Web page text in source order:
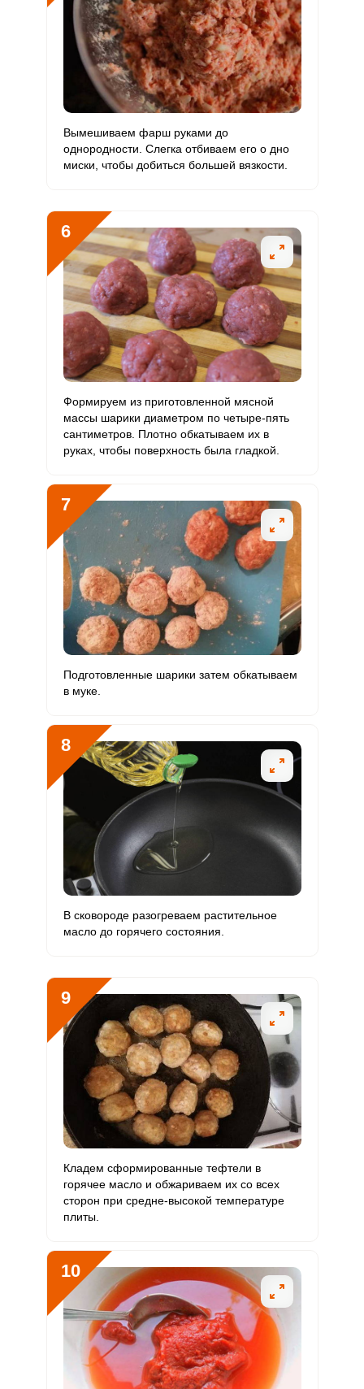
Бор 176.5 мкг 1200 мкг 1.2 3.7
Ванадий 166.5 мкг 20 мкг 65.1 208.1
Молибден 43.9 мкг 70 мкг 4.9 15.7
Вымешиваем фарш руками до
однородности. Слегка отбиваем его о дно
миски, чтобы добиться большей вязкости.
6
Формируем из приготовленной мясной
массы шарики диаметром по четыре-пять
сантиметров. Плотно обкатываем их в
руках, чтобы поверхность была гладкой.
7
Подготовленные шарики затем обкатываем
в муке.
8
В сковороде разогреваем растительное
масло до горячего состояния.
9
Кладем сформированные тефтели в
горячее масло и обжариваем их со всех
сторон при средне-высокой температуре
плиты.
10